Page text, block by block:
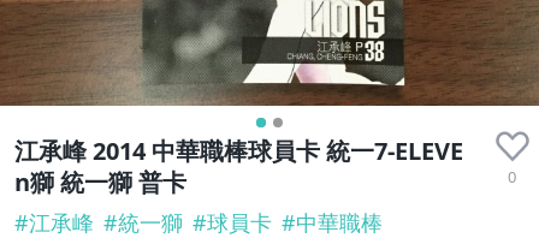
江承峰 2014 中華職棒球員卡 統一7-ELEVE
n獅 統一獅 普卡
0
#江承峰 #統一獅 #球員卡 #中華職棒